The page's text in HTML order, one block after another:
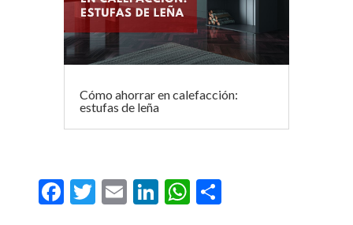
Cómo ahorrar en calefacción:
estufas de leña
F T E Li WC